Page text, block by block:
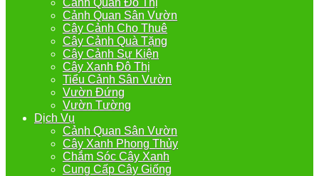
Cảnh Quan Sân Vườn
Cây Cảnh Cho Thuê
Cây Cảnh Quà Tặng
Cây Cảnh Sự Kiện
Cây Xanh Đô Thị
Tiểu Cảnh Sân Vườn
Vườn Đứng
Vườn Tường
Dịch Vụ
Cảnh Quan Sân Vườn
Cây Xanh Phong Thủy
Chắm Sóc Cây Xanh
Cung Cấp Cây Giống